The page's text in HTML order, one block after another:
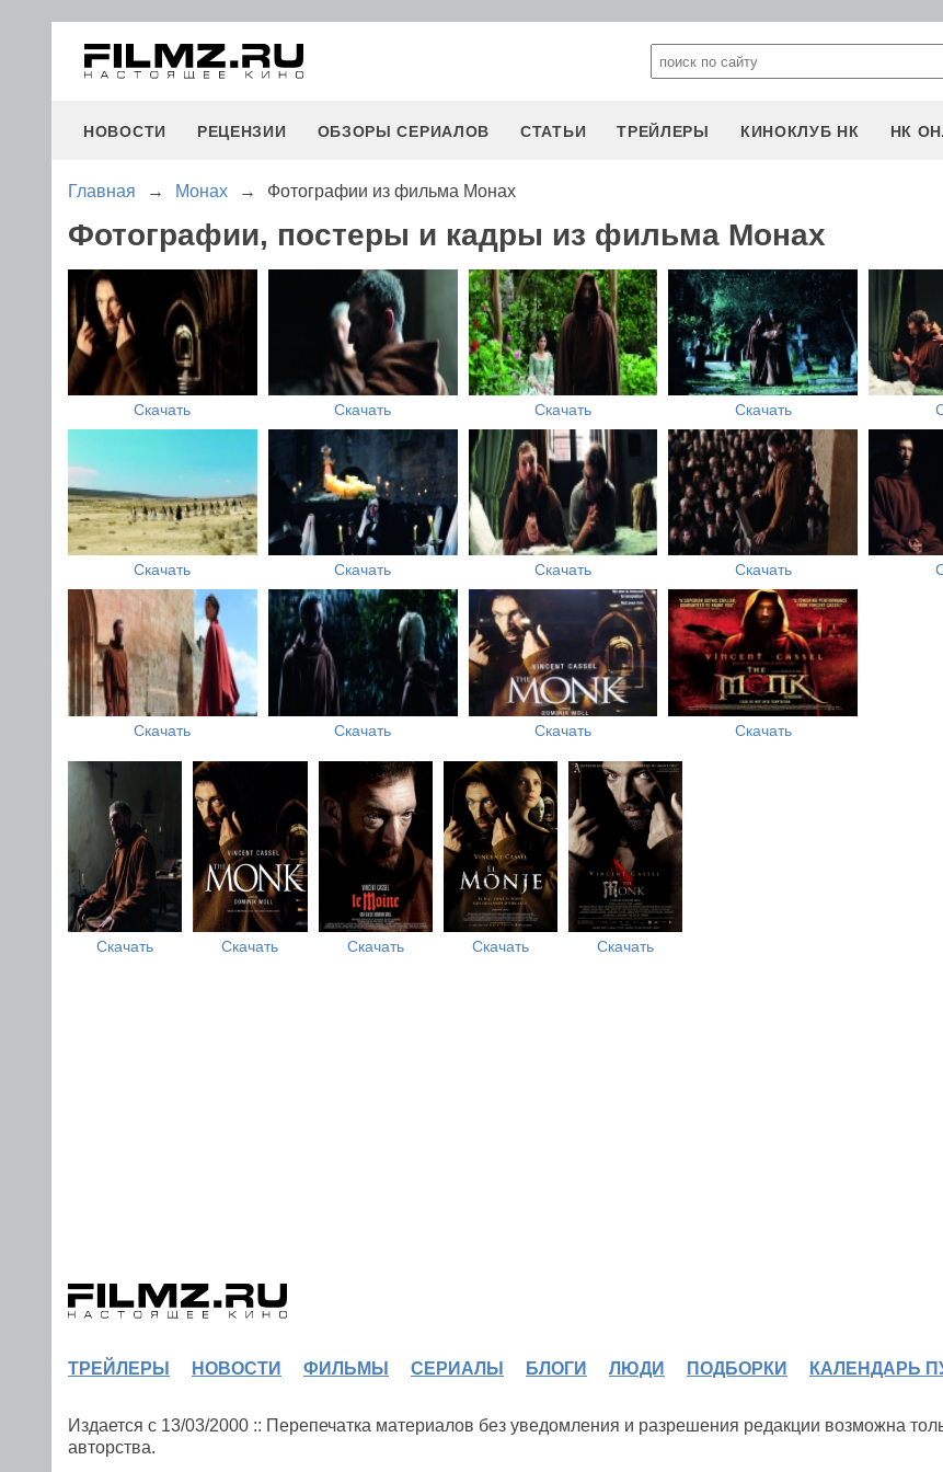
НОВОСТИ РЕЦЕНЗИИ ОБЗОРЫ СЕРИАЛОВ СТАТЬИ ТРЕЙЛЕРЫ КИНОКЛУБ НК НК
Главная → Монах → Фотографии из фильма Монах
Фотографии, постеры и кадры из фильма Монах
Скачать Скачать Скачать Скачать
Скачать Скачать Скачать Скачать
Скачать Скачать Скачать Скачать
Скачать Скачать Скачать Скачать Скачать
ТРЕЙЛЕРЫ НОВОСТИ ФИЛЬМЫ СЕРИАЛЫ БЛОГИ ЛЮДИ ПОДБОРКИ КАЛЕНДАРЬ
Издается с 13/03/2000 :: Перепечатка материалов без уведомления и разрешения редакции возможна
авторства.